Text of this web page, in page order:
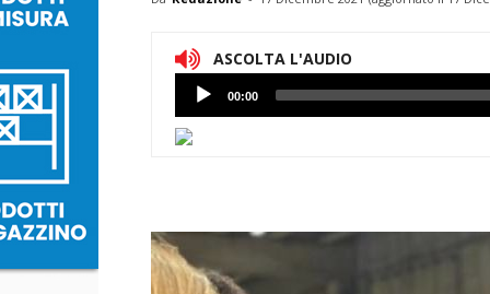
ASCOLTA L'AUDIO
Lettore
Audio
00:00